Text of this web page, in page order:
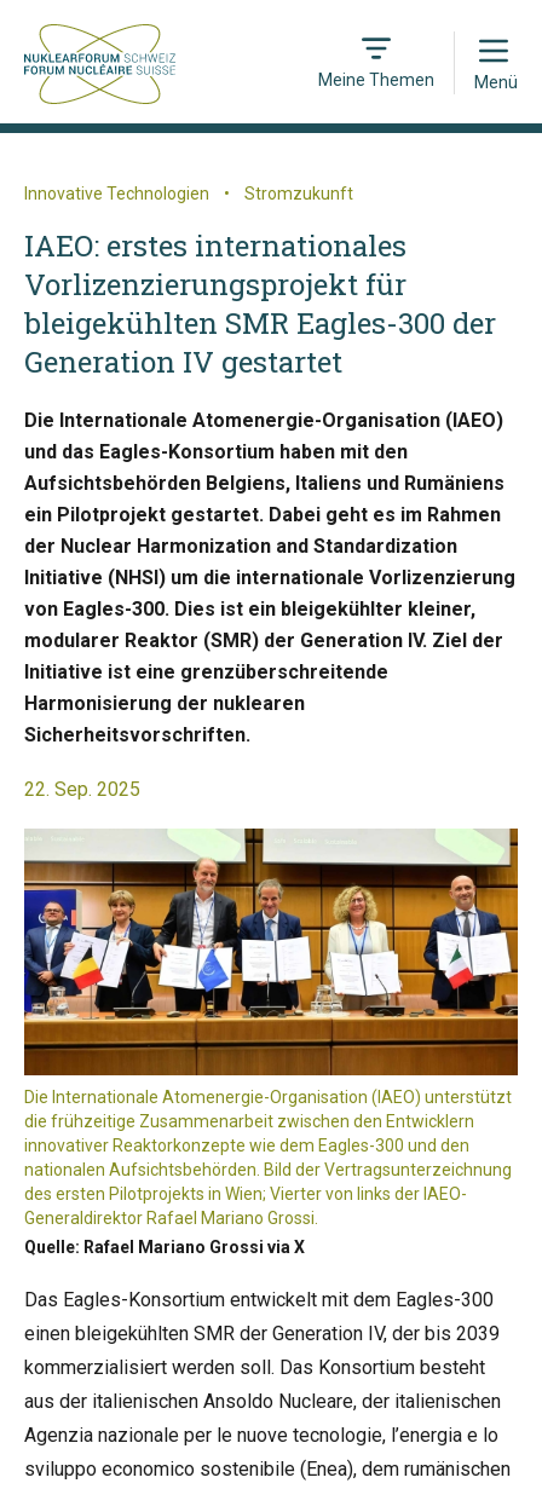
Meine Themen
Open
Menü
Innovative Technologien • Stromzukunft
IAEO: erstes internationales
Vorlizenzierungsprojekt für
bleigekühlten SMR Eagles-300 der
Generation IV gestartet
Die Internationale Atomenergie-Organisation (IAEO)
und das Eagles-Konsortium haben mit den
Aufsichtsbehörden Belgiens, Italiens und Rumäniens
ein Pilotprojekt gestartet. Dabei geht es im Rahmen
der Nuclear Harmonization and Standardization
Initiative (NHSI) um die internationale Vorlizenzierung
von Eagles-300. Dies ist ein bleigekühlter kleiner,
modularer Reaktor (SMR) der Generation IV. Ziel der
Initiative ist eine grenzüberschreitende
Harmonisierung der nuklearen
Sicherheitsvorschriften.
22. Sep. 2025
Die Internationale Atomenergie-Organisation (IAEO) unterstützt
die frühzeitige Zusammenarbeit zwischen den Entwicklern
innovativer Reaktorkonzepte wie dem Eagles-300 und den
nationalen Aufsichtsbehörden. Bild der Vertragsunterzeichnung
des ersten Pilotprojekts in Wien; Vierter von links der IAEO-
Generaldirektor Rafael Mariano Grossi.
Quelle: Rafael Mariano Grossi via X
Das Eagles-Konsortium entwickelt mit dem Eagles-300
einen bleigekühlten SMR der Generation IV, der bis 2039
kommerzialisiert werden soll. Das Konsortium besteht
aus der italienischen Ansoldo Nucleare, der italienischen
Agenzia nazionale per le nuove tecnologie, l’energia e lo
sviluppo economico sostenibile (Enea), dem rumänischen